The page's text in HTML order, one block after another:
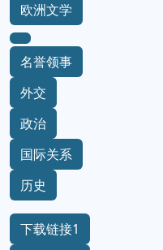
欧洲文学
名誉领事
外交
政治
国际关系
历史
下载链接1